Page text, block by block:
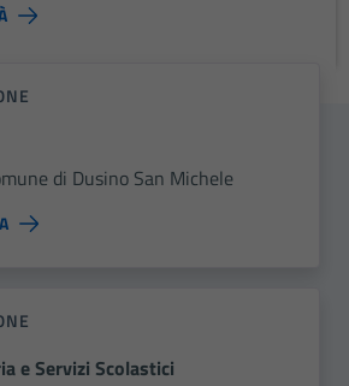
di Dusino San Michele
e Servizi Scolastici